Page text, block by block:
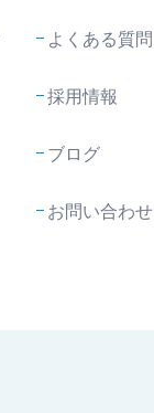
よくある質問
採用情報
ブログ
お問い合わせ